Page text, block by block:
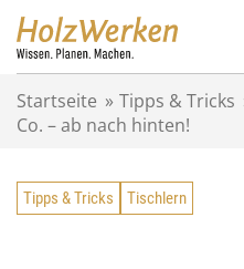
Startseite » Tipps & Tricks
Co. – ab nach hinten!
Tipps & Tricks Tischlern